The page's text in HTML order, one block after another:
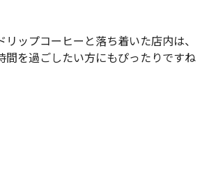
リップコーヒーと落ち着いた店内は、
間を過ごしたい方にもぴったりですね